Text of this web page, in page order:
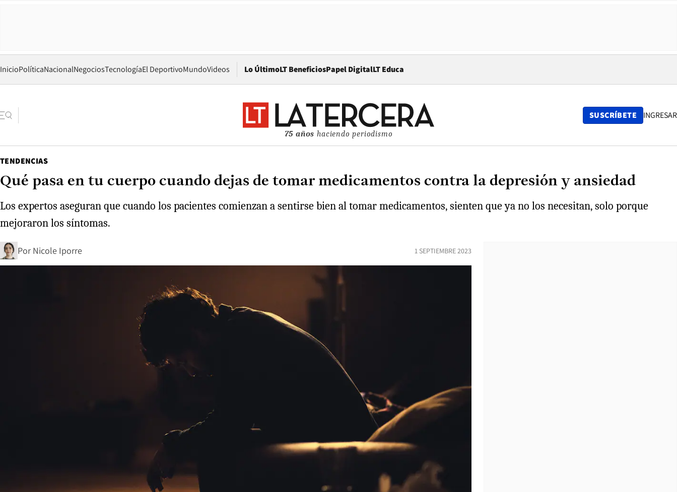
InicioPolíticaNacionalNegociosTecnologíaEl DeportivoMundoVideos Lo ÚltimoLT BeneficiosPapel DigitalOpens in new window
LT Educa
75 años haciendo periodismo
SUSCRÍBETE INGRESAR
TENDENCIAS
Qué pasa en tu cuerpo cuando dejas de tomar medicamentos contra la depresión y ansiedad
Los expertos aseguran que cuando los pacientes comienzan a sentirse bien al tomar medicamentos, sienten que ya no los necesitan, solo porque
mejoraron los síntomas.
Por Nicole Iporre 1 SEPTIEMBRE 2023